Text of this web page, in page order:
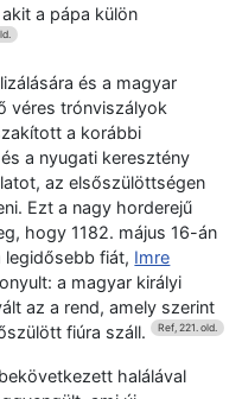
a pápa külön
és a magyar
véres trónviszályok
a korábbi
a nyugati keresztény
az elsőszülöttségen
Ezt a nagy horderejű
hogy 1182. május 16-án
legidősebb fiát, Imre
a magyar királyi
az a rend, amely szerint
fiúra száll. Ref, 221. old.
halálával